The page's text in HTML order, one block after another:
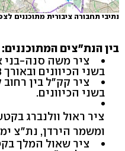
נתיבי תחבורה ציבורית מתוכננים לצפון
בין הנת"צים המתוכננים:
ציר משה סנה-בני
בשני הכיוונים ובאורך 5.3 קילומטרים.
ציר קק"ל בין רחוב
בשני הכיוונים.
ציר ראול וולנברג
ומשמר הירדן, נת"צ
ציר שאול המלך